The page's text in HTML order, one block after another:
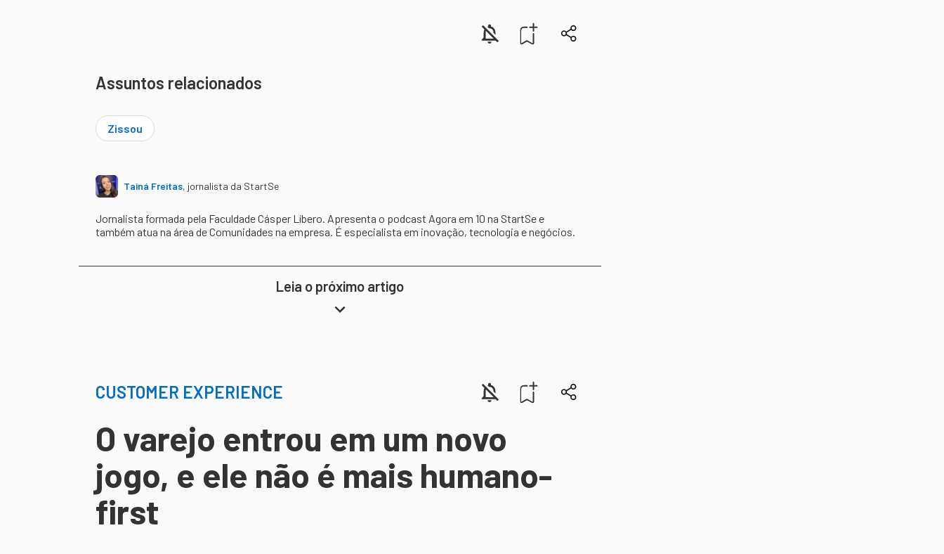
Assuntos relacionados
Zissou
Tainá Freitas, jornalista da StartSe
Jornalista formada pela Faculdade Cásper Líbero. Apresenta o podcast Agora em 10 na StartSe e
também atua na área de Comunidades na empresa. É especialista em inovação, tecnologia e negócios.
Leia o próximo artigo
CUSTOMER EXPERIENCE
O varejo entrou em um novo
jogo, e ele não é mais humano-
first